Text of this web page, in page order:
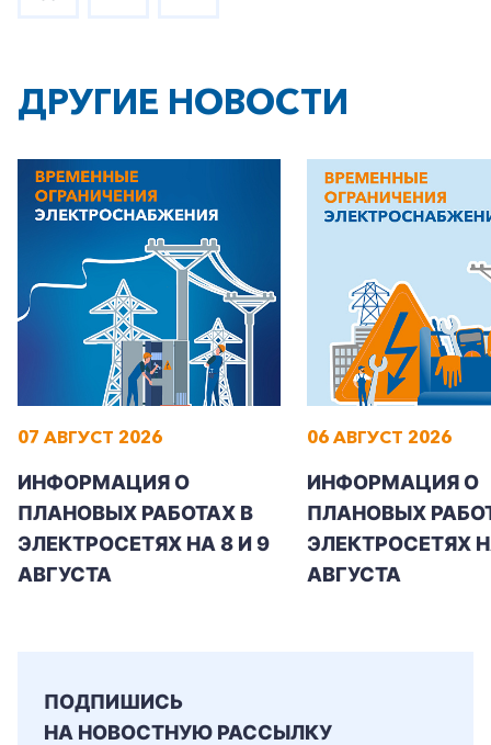
Заказать обратный звонок
Частным клиентам
Корпоративным клиентам
ДРУГИЕ НОВОСТИ
07 АВГУСТ 2026
ИНФОРМАЦИЯ О
ПЛАНОВЫХ РАБОТАХ В
ЭЛЕКТРОСЕТЯХ НА 8 И 9
АВГУСТА
06 АВГУСТ 2026
ИНФОРМАЦИЯ О
ПЛАНОВЫХ
ЭЛЕКТРОСЕТЯХ
АВГУСТА
ПОДПИШИСЬ
НА НОВОСТНУЮ РАССЫЛКУ